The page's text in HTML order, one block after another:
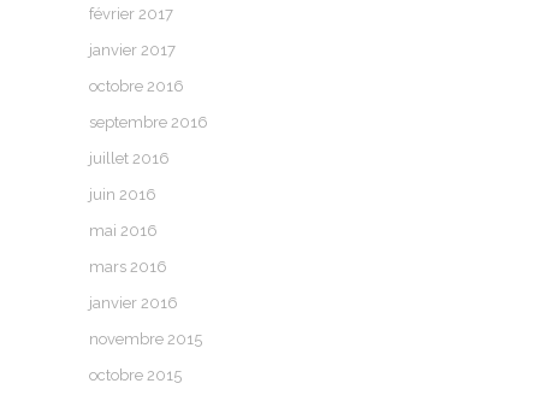
février 2017
janvier 2017
octobre 2016
septembre 2016
juillet 2016
juin 2016
mai 2016
mars 2016
janvier 2016
novembre 2015
octobre 2015